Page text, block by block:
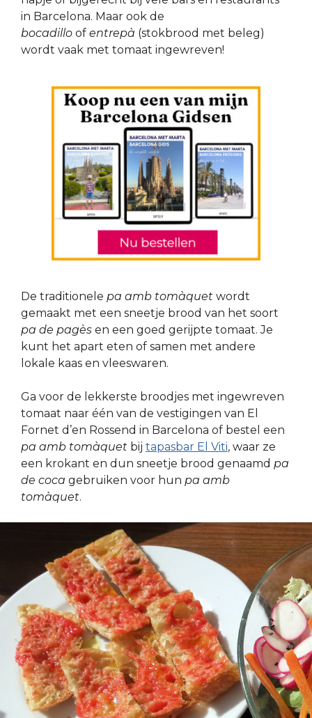
in Barcelona. Maar ook de
bocadillo of entrepà (stokbrood met beleg)
wordt vaak met tomaat ingewreven!
De traditionele pa amb tomàquet wordt
gemaakt met een sneetje brood van het soort
pa de pagès en een goed gerijpte tomaat. Je
kunt het apart eten of samen met andere
lokale kaas en vleeswaren.
Ga voor de lekkerste broodjes met ingewreven
tomaat naar één van de vestigingen van El
Fornet d’en Rossend in Barcelona of bestel een
pa amb tomàquet bij tapasbar El Viti, waar ze
een krokant en dun sneetje brood genaamd pa
de coca gebruiken voor hun pa amb
tomàquet.